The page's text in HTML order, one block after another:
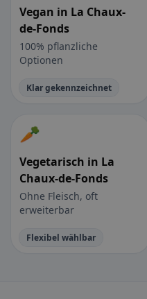
Vegan in La Chaux-
de-Fonds
100% pflanzliche
Optionen
Klar gekennzeichnet
🥕
Vegetarisch in La
Chaux-de-Fonds
Ohne Fleisch, oft
erweiterbar
Flexibel wählbar